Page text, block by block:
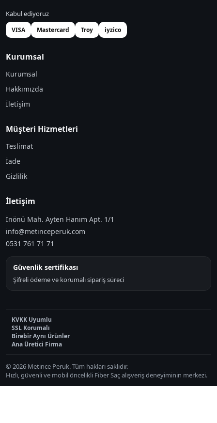
Kabul ediyoruz
VISA Mastercard Troy iyzico
Kurumsal
Kurumsal
Hakkımızda
İletişim
Müşteri Hizmetleri
Teslimat
İade
Gizlilik
İletişim
İnönü Mah. Ayten Hanım Apt. 1/1
info@metinceperuk.com
0531 761 71 71
Güvenlik sertifikası
Şifreli ödeme ve korumalı sipariş süreci
KVKK Uyumlu
SSL Korumalı
Birebir Aynı Ürünler
Ana Üretici Firma
© 2026 Metince Peruk. Tüm hakları saklıdır.
Hızlı, güvenli ve mobil öncelikli Fiber Saç alışveriş deneyiminin merkezi.